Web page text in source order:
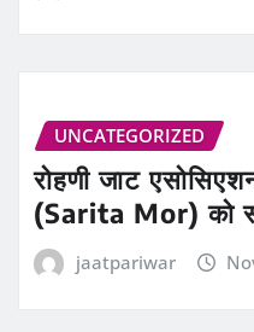
UNCATEGORIZED
रोहणी जाट
(Sarita Mor) को
jaatpariwar